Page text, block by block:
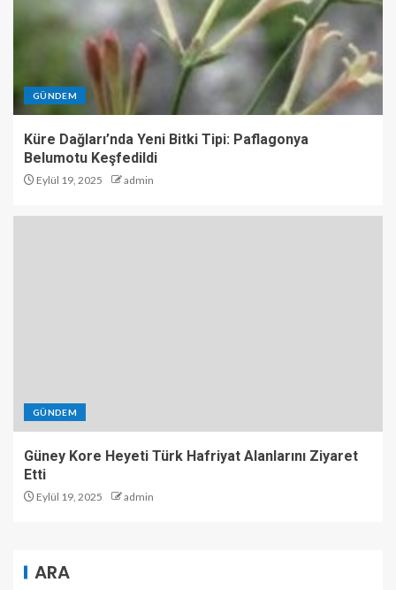
GÜNDEM
Küre Dağları’nda Yeni Bitki Tipi: Paflagonya
Belumotu Keşfedildi
Eylül 19, 2025 admin
GÜNDEM
Güney Kore Heyeti Türk Hafriyat Alanlarını Ziyaret
Etti
Eylül 19, 2025 admin
ARA